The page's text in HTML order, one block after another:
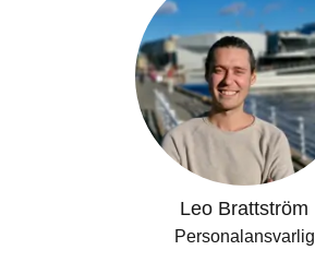
Leo Brattström
Personalansvarlig